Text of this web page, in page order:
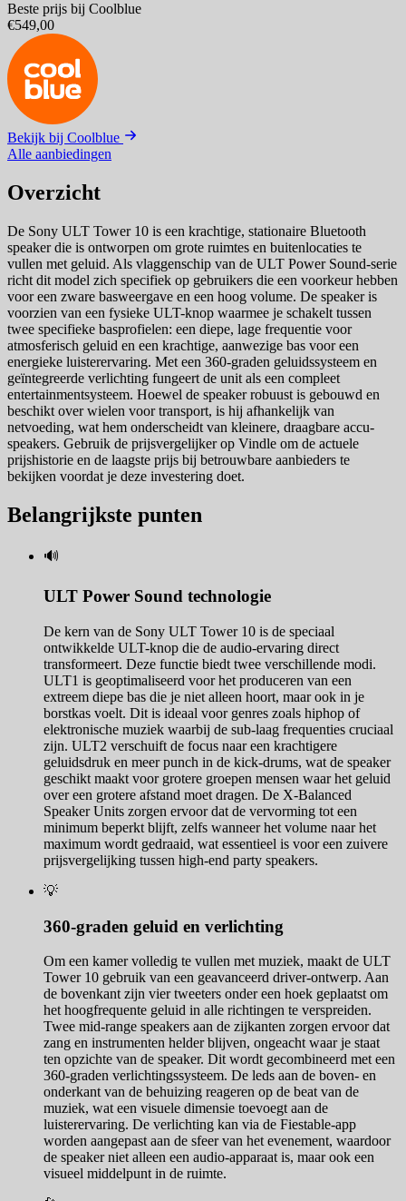
Beste prijs bij Coolblue
€549,00
Bekijk bij Coolblue
Alle aanbiedingen
Overzicht
De Sony ULT Tower 10 is een krachtige, stationaire Bluetooth
speaker die is ontworpen om grote ruimtes en buitenlocaties te
vullen met geluid. Als vlaggenschip van de ULT Power Sound-serie
richt dit model zich specifiek op gebruikers die een voorkeur hebben
voor een zware basweergave en een hoog volume. De speaker is
voorzien van een fysieke ULT-knop waarmee je schakelt tussen
twee specifieke basprofielen: een diepe, lage frequentie voor
atmosferisch geluid en een krachtige, aanwezige bas voor een
energieke luisterervaring. Met een 360-graden geluidssysteem en
geïntegreerde verlichting fungeert de unit als een compleet
entertainmentsysteem. Hoewel de speaker robuust is gebouwd en
beschikt over wielen voor transport, is hij afhankelijk van
netvoeding, wat hem onderscheidt van kleinere, draagbare accu-
speakers. Gebruik de prijsvergelijker op Vindle om de actuele
prijshistorie en de laagste prijs bij betrouwbare aanbieders te
bekijken voordat je deze investering doet.
Belangrijkste punten
🔊
ULT Power Sound technologie
De kern van de Sony ULT Tower 10 is de speciaal
ontwikkelde ULT-knop die de audio-ervaring direct
transformeert. Deze functie biedt twee verschillende modi.
ULT1 is geoptimaliseerd voor het produceren van een
extreem diepe bas die je niet alleen hoort, maar ook in je
borstkas voelt. Dit is ideaal voor genres zoals hiphop of
elektronische muziek waarbij de sub-laag frequenties cruciaal
zijn. ULT2 verschuift de focus naar een krachtigere
geluidsdruk en meer punch in de kick-drums, wat de speaker
geschikt maakt voor grotere groepen mensen waar het geluid
over een grotere afstand moet dragen. De X-Balanced
Speaker Units zorgen ervoor dat de vervorming tot een
minimum beperkt blijft, zelfs wanneer het volume naar het
maximum wordt gedraaid, wat essentieel is voor een zuivere
prijsvergelijking tussen high-end party speakers.
💡
360-graden geluid en verlichting
Om een kamer volledig te vullen met muziek, maakt de ULT
Tower 10 gebruik van een geavanceerd driver-ontwerp. Aan
de bovenkant zijn vier tweeters onder een hoek geplaatst om
het hoogfrequente geluid in alle richtingen te verspreiden.
Twee mid-range speakers aan de zijkanten zorgen ervoor dat
zang en instrumenten helder blijven, ongeacht waar je staat
ten opzichte van de speaker. Dit wordt gecombineerd met een
360-graden verlichtingssysteem. De leds aan de boven- en
onderkant van de behuizing reageren op de beat van de
muziek, wat een visuele dimensie toevoegt aan de
luisterervaring. De verlichting kan via de Fiestable-app
worden aangepast aan de sfeer van het evenement, waardoor
de speaker niet alleen een audio-apparaat is, maar ook een
visueel middelpunt in de ruimte.